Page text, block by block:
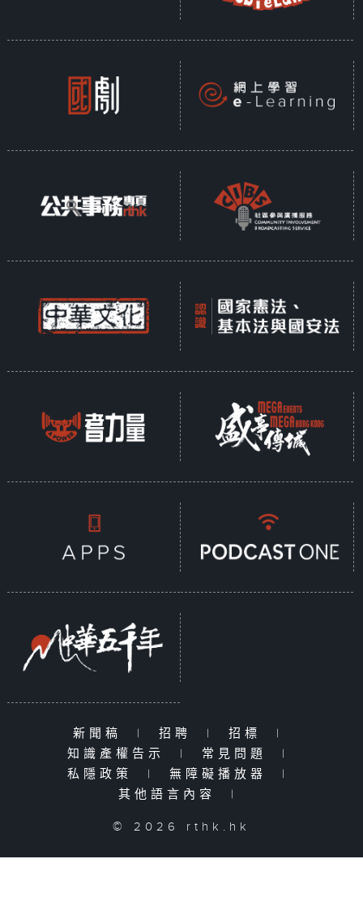
新聞稿 | 招聘 | 招標
|
知識產權告示
| 常見問題
|
私隱政策
| 無障礙播放器
|
其他語言內容
|
© 2026 rthk.hk